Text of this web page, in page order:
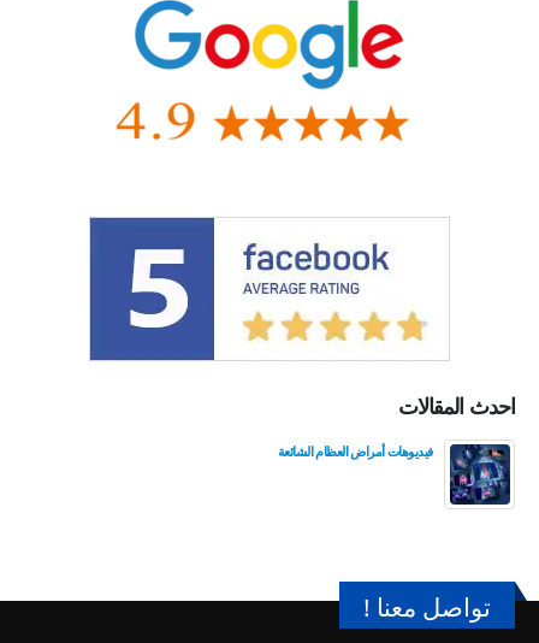
احدث المقالات
فيديوهات أمراض العظام الشائعة
تواصل معنا !